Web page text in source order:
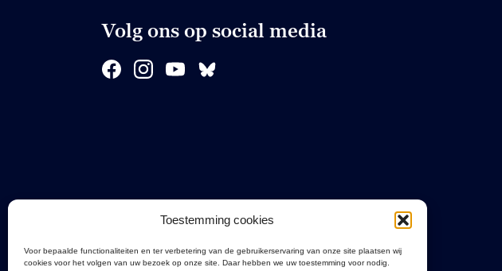
Toestemming cookies
Voor bepaalde functionaliteiten en ter verbetering van de gebruikerservaring van onze site plaatsen wij
cookies voor het volgen van uw bezoek op onze site. Daar hebben we uw toestemming voor nodig.
Volg ons op social media